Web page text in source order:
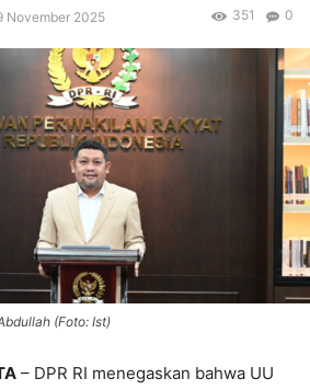
November 2025 0
351
(Foto: Ist)
– DPR RI menegaskan bahwa UU